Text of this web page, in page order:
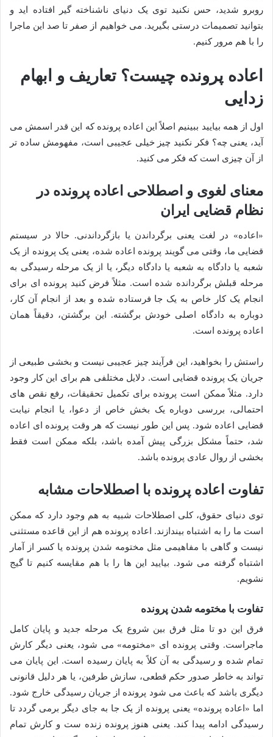
روبرو شدید، حس نکنید توی یک دنیای ناشناخته گیر افتاده اید و
بتوانید تصمیمات درستی بگیرید. می خواهیم از صفر تا صد این ماجرا
را با هم مرور کنیم.
اعاده پرونده چیست؟ تعاریف و ابهام
زدایی
اول از همه بیایید ببینیم اصلاً این اعاده پرونده که این قدر اسمش می
آید، یعنی چه؟ فکر نکنید چیز خیلی عجیبی است، مفهومش ساده تر
از آن چیزی است که فکر می کنید.
معنای لغوی و اصطلاحی اعاده پرونده در
نظام قضایی ایران
«اعاده» در لغت یعنی برگرداندن یا بازگرداندنی. حالا در سیستم
قضایی ما، وقتی می گویند پرونده اعاده شده، یعنی یک پرونده از یک
شعبه یا دادگاه به شعبه یا دادگاه دیگر، یا از یک مرحله رسیدگی به
مرحله قبلش برگردانده شده است. مثلاً فرض کنید پرونده ای برای
انجام یک کار خاص به یک جا فرستاده شده و بعد از انجام آن کار،
دوباره به دادگاه اصلی خودش برگشته. این برگشتن، دقیقاً همان
اعاده پرونده است.
راستش را بخواهید، این فرآیند چیز عجیبی نیست و بخشی طبیعی از
جریان یک پرونده قضایی است. دلایل مختلفی هم برای این کار وجود
دارد. مثلاً ممکن است پرونده برای تکمیل تحقیقات، رفع نقص های
احتمالی، بررسی دوباره یک بخش خاص از دعوا، یا انجام نیابت
قضایی اعاده شود. پس این طور نیست که هر وقت پرونده ای اعاده
شد، حتماً مشکل بزرگی پیش آمده باشد، بلکه ممکن است فقط
بخشی از روال عادی پرونده باشد.
تفاوت اعاده پرونده با اصطلاحات مشابه
توی دنیای حقوق، کلی اصطلاحات شبیه به هم وجود دارد که ممکن
است ما را به اشتباه بیندازند. اعاده پرونده هم از این قاعده مستثنی
نیست و گاهی با مفاهیمی مثل مختومه شدن پرونده یا کسر از آمار
اشتباه گرفته می شود. بیایید این ها را با هم مقایسه کنیم تا گیج
نشویم.
تفاوت با مختومه شدن پرونده
فرق این دو تا مثل فرق بین شروع یک مرحله جدید و پایان کامل
ماجراست. وقتی پرونده ای «مختومه» می شود، یعنی دیگر کارش
تمام شده و رسیدگی به آن کلاً به پایان رسیده است. این پایان می
تواند به خاطر صدور حکم قطعی، سازش طرفین، یا هر دلیل قانونی
دیگری باشد که باعث می شود پرونده از جریان رسیدگی خارج شود.
اما «اعاده پرونده» یعنی پرونده از یک جا به جای دیگر برمی گردد تا
رسیدگی ادامه پیدا کند. یعنی هنوز پرونده زنده ست و کارش تمام